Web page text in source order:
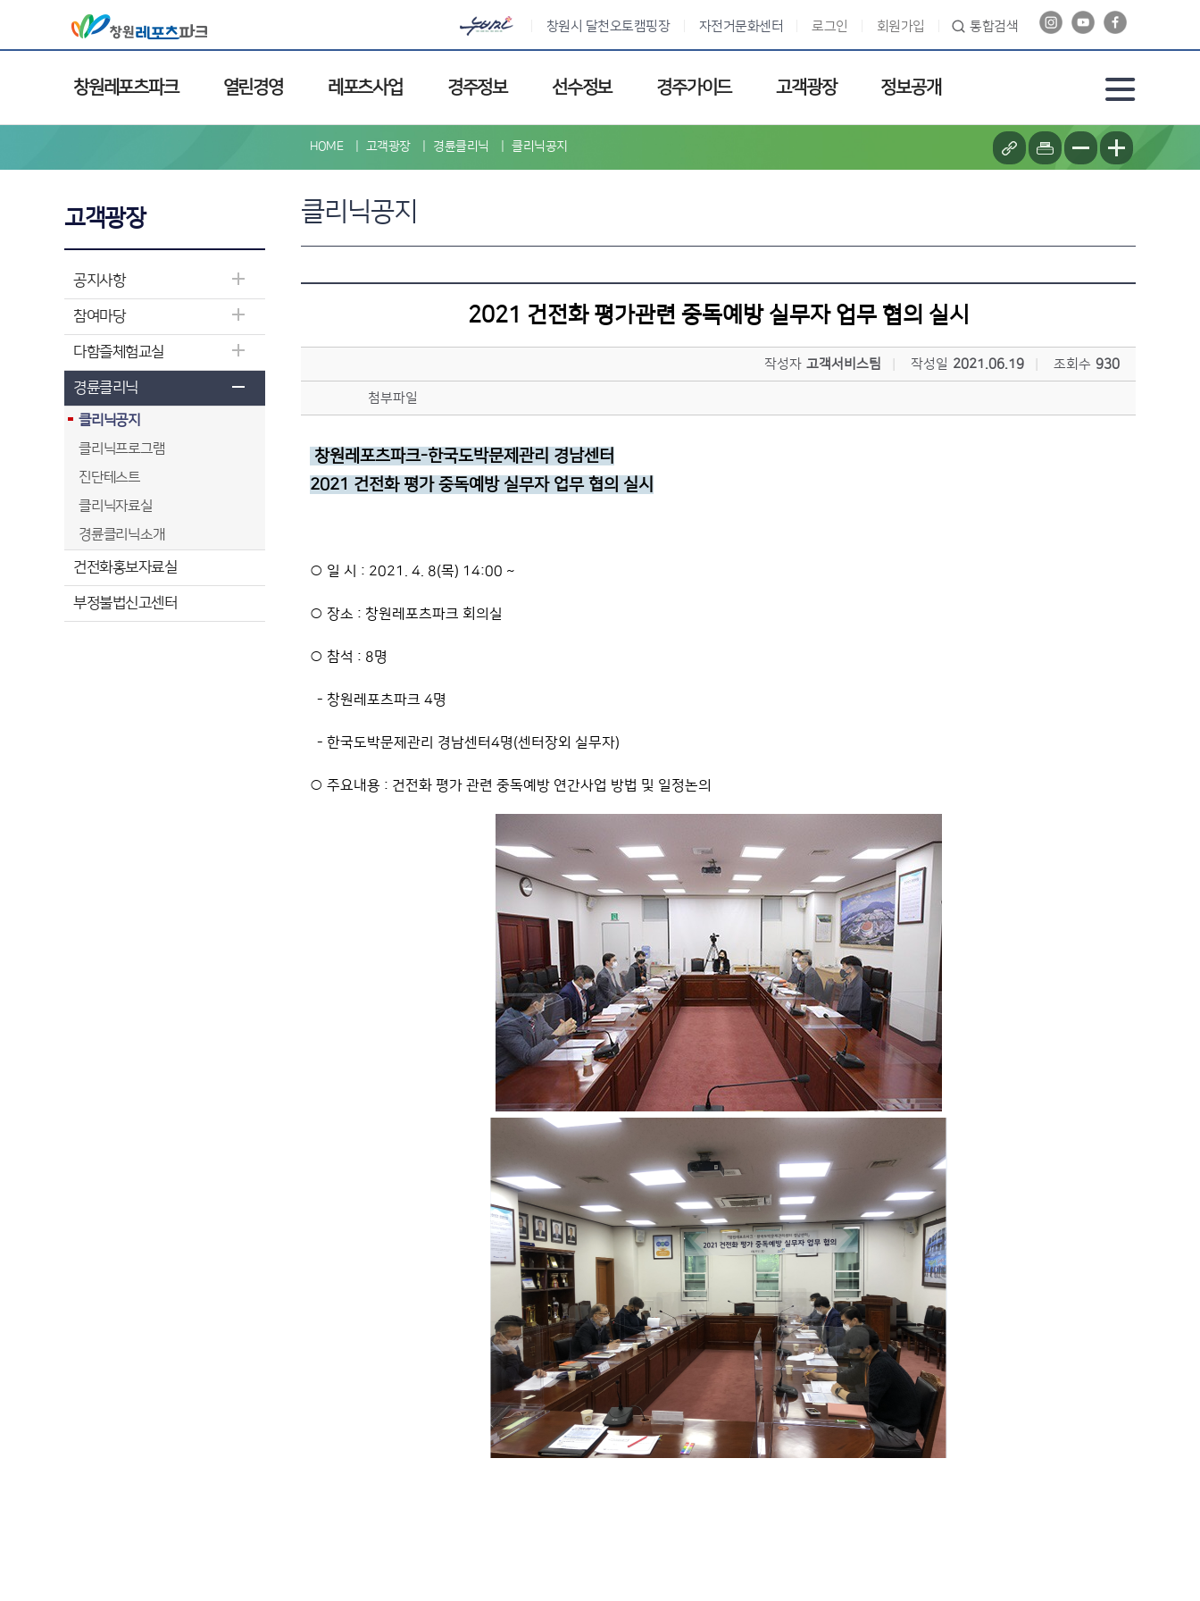
창원시 달천오토캠핑장 자전거문화센터 로그인 회원가입 통합검색
창원레포츠파크 열린경영 레포츠사업 경주정보 선수정보 경주가이드 고객광장 정보공개
고객광장
공지사항
참여마당
다함즐체험교실
경륜클리닉
클리닉공지
클리닉프로그램
진단테스트
클리닉자료실
경륜클리닉소개
건전화홍보자료실
부정불법신고센터
HOME 고객광장 경륜클리닉 클리닉공지
클리닉공지
2021 건전화 평가관련 중독예방 실무자 업무 협의 실시
작성자 고객서비스팀 작성일 2021.06.19 조회수 930
첨부파일
창원레포츠파크-한국도박문제관리 경남센터
2021 건전화 평가 중독예방 실무자 업무 협의 실시
○ 일 시 : 2021. 4. 8(목) 14:00 ~
○ 장소 : 창원레포츠파크 회의실
○ 참석 : 8명
- 창원레포츠파크 4명
- 한국도박문제관리 경남센터4명(센터장외 실무자)
○ 주요내용 : 건전화 평가 관련 중독예방 연간사업 방법 및 일정논의